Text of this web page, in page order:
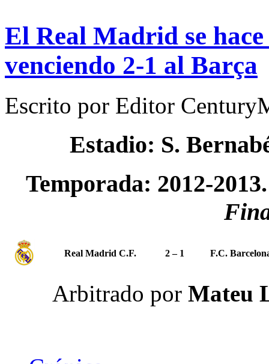
El Real Madrid se
venciendo 2-1 al Barça
Escrito por Editor
Estadio: S.
Temporada: 2012-
Real Madrid C.F. 2 – 1 F.C.
Arbitrado por Mateu